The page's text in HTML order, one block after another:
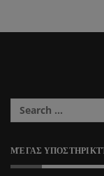
ΜΈΓΑΣ